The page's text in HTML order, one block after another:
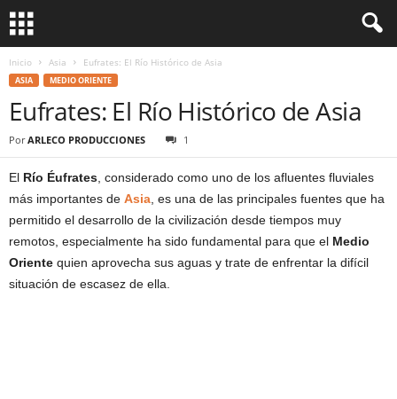
Inicio Asia Eufrates: El Río Histórico de Asia
ASIA MEDIO ORIENTE
Eufrates: El Río Histórico de Asia
Por ARLECO PRODUCCIONES 1
El Río Éufrates , considerado como uno de los afluentes fluviales
más importantes de Asia , es una de las principales fuentes que ha
permitido el desarrollo de la civilización desde tiempos muy
remotos, especialmente ha sido fundamental para que el Medio
Oriente quien aprovecha sus aguas y trate de enfrentar la difícil
situación de escasez de ella.